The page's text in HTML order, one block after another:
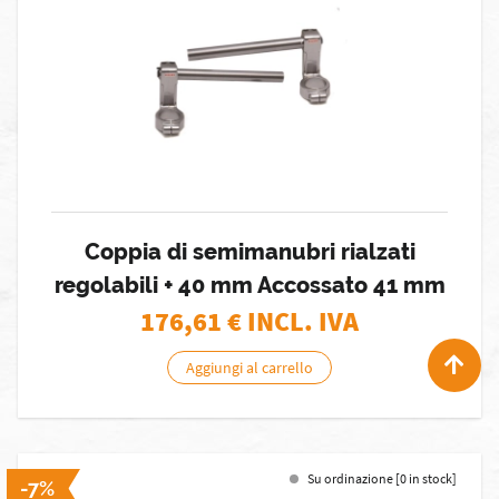
Coppia di semimanubri rialzati
regolabili + 40 mm Accossato 41 mm
176,61€ INCL. IVA
Aggiungi al carrello
-7% Su ordinazione [0 in stock]